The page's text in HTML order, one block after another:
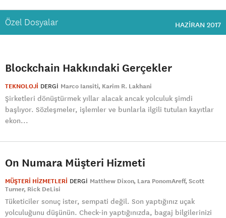
Özel Dosyalar HAZIRAN 2017
Blockchain Hakkındaki Gerçekler
TEKNOLOJİ DERGI Marco Iansiti Karim R. Lakhani
Şirketleri dönüştürmek yıllar alacak ancak yolculuk şimdi
başlıyor. Sözleşmeler, işlemler ve bunlarla ilgili tutulan kayıtlar
ekon...
On Numara Müşteri Hizmeti
MÜŞTERİ HİZMETLERİ DERGI Matthew Dixon Lara PonomAreff Scott
Turner Rick DeLisi
Tüketiciler sonuç ister, sempati değil. Son yaptığınız uçak
yolculuğunu düşünün. Check-in yaptığınızda, bagaj bilgilerinizi